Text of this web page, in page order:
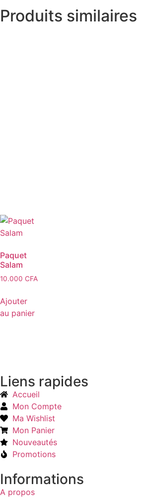
Produits similaires
Paquet
Salam
10.000 CFA
Ajouter
au panier
Liens rapides
Accueil
Mon Compte
Ma Wishlist
Mon Panier
Nouveautés
Promotions
Informations
A propos